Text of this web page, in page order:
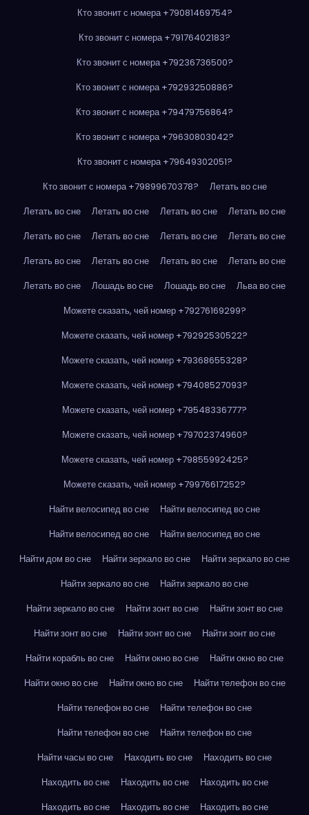
Кто звонит с номера +79081469754?
Кто звонит с номера +79176402183?
Кто звонит с номера +79236736500?
Кто звонит с номера +79293250886?
Кто звонит с номера +79479756864?
Кто звонит с номера +79630803042?
Кто звонит с номера +79649302051?
Кто звонит с номера +79899670378?
Летать во сне
Летать во сне
Летать во сне Летать во сне
Летать во сне
Летать во сне
Летать во сне Летать во сне
Летать во сне
Летать во сне
Летать во сне Летать во сне
Летать во сне
Летать во сне
Лошадь во сне Лошадь во сне
Льва во сне
Можете сказать, чей номер +79276169299?
Можете сказать, чей номер +79292530522?
Можете сказать, чей номер +79368655328?
Можете сказать, чей номер +79408527093?
Можете сказать, чей номер +79548336777?
Можете сказать, чей номер +79702374960?
Можете сказать, чей номер +79855992425?
Можете сказать, чей номер +79976617252?
Найти велосипед во сне
Найти велосипед во сне
Найти велосипед во сне
Найти велосипед во сне
Найти дом во сне
Найти зеркало во сне
Найти зеркало во сне
Найти зеркало во сне
Найти зеркало во сне
Найти зеркало во сне
Найти зонт во сне
Найти зонт во сне
Найти зонт во сне
Найти зонт во сне
Найти зонт во сне
Найти корабль во сне
Найти окно во сне
Найти окно во сне
Найти окно во сне
Найти окно во сне
Найти телефон во сне
Найти телефон во сне
Найти телефон во сне
Найти телефон во сне
Найти телефон во сне
Найти часы во сне
Находить во сне
Находить во сне
Находить во сне
Находить во сне
Находить во сне
Находить во сне
Находить во сне
Находить во сне